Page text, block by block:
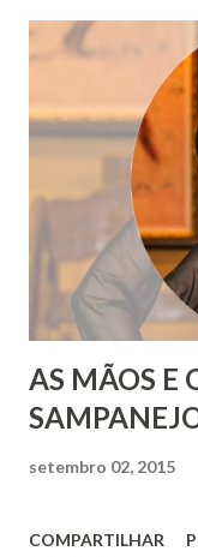
AS MÃOS E
setembro 02, 2015
COMPARTILHAR